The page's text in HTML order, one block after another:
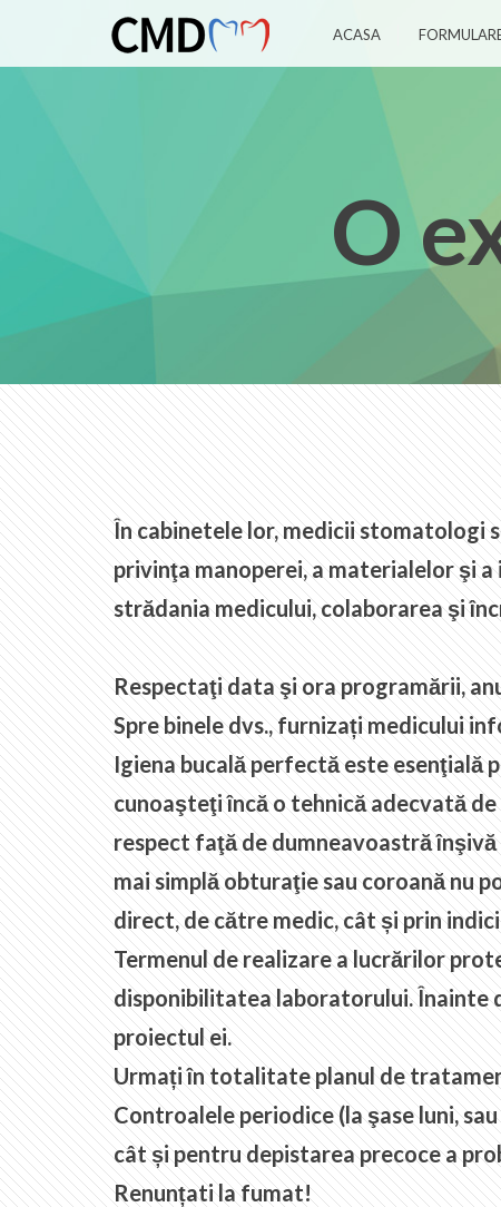
ACASA
O
În cabinetele lor, medicii stomatologi
privinţa manoperei, a materialelor şi
strădania medicului, colaborarea şi
Respectaţi data şi ora programării,
Spre binele dvs., furnizați medicului
Igiena bucală perfectă este esenţială
cunoaşteţi încă o tehnică adecvată
respect faţă de dumneavoastră
mai simplă obturaţie sau coroană nu
direct, de către medic, cât și prin
Termenul de realizare a lucrărilor
disponibilitatea laboratorului. Înainte
proiectul ei.
Urmați în totalitate planul de
Controalele periodice (la şase luni,
cât și pentru depistarea precoce a
Renunțati la fumat!